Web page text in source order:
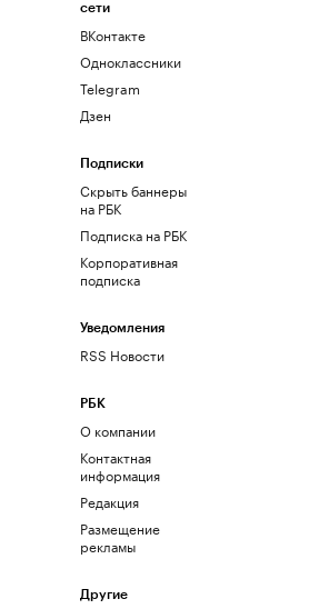
сети
ВКонтакте
Одноклассники
Telegram
Дзен
Подписки
Скрыть баннеры
на РБК
Подписка на РБК
Корпоративная
подписка
Уведомления
RSS Новости
РБК
О компании
Контактная
информация
Редакция
Размещение
рекламы
Другие